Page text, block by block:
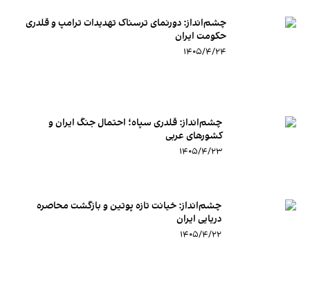
چشم‌انداز: دورنمای ترسناک تهدیدات ترامپ و قلدری
حکومت ایران
۱۴۰۵/۴/۲۴
چشم‌انداز:‌ قلدری سپاه؛ احتمال جنگ ایران و
کشورهای عربی
۱۴۰۵/۴/۲۳
چشم‌انداز: خیانت تازه پوتین و بازگشت محاصره
دریایی ایران
۱۴۰۵/۴/۲۲